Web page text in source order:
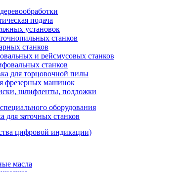
подача
установок
станков
станков
и рейсмусовых станков
станков
для торцовочной пилы
фрезерных машинок
шлифленты, подложки
оборудования
для заточных станков
цифровой индикации)
масла